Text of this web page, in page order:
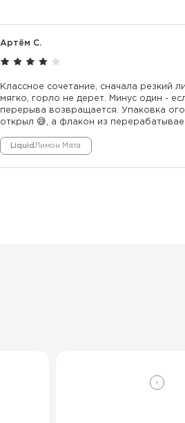
Артём С.
Классное сочетание, сначала резкий
мягко, горло не дерет. Минус один -
перерыва возвращается. Упаковка
открыл 😅, а флакон из
Liquid Лимон Мята